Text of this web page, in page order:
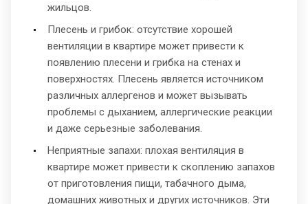
жильцов.
Плесень и грибок: отсутствие хорошей
вентиляции в квартире может привести к
появлению плесени и грибка на стенах и
поверхностях. Плесень является источником
различных аллергенов и может вызывать
проблемы с дыханием, аллергические реакции
и даже серьезные заболевания.
Неприятные запахи: плохая вентиляция в
квартире может привести к скоплению запахов
от приготовления пищи, табачного дыма,
домашних животных и других источников. Эти